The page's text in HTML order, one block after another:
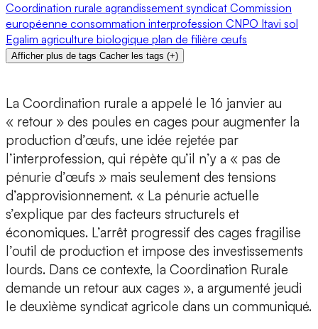
Coordination rurale agrandissement syndicat Commission
européenne consommation interprofession CNPO Itavi sol
Egalim agriculture biologique plan de filière œufs
Afficher plus de tags Cacher les tags (+)
La Coordination rurale a appelé le 16 janvier au
« retour » des poules en cages pour augmenter la
production d’œufs, une idée rejetée par
l’interprofession, qui répète qu’il n’y a « pas de
pénurie d’œufs » mais seulement des tensions
d’approvisionnement. « La pénurie actuelle
s’explique par des facteurs structurels et
économiques. L’arrêt progressif des cages fragilise
l’outil de production et impose des investissements
lourds. Dans ce contexte, la Coordination Rurale
demande un retour aux cages », a argumenté jeudi
le deuxième syndicat agricole dans un communiqué.